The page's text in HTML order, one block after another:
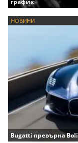
график
НОВИНИ
Bugatti превърна